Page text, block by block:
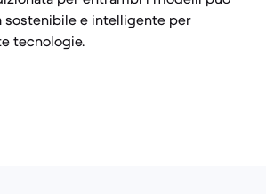
sostenibile e intelligente per
tecnologie.